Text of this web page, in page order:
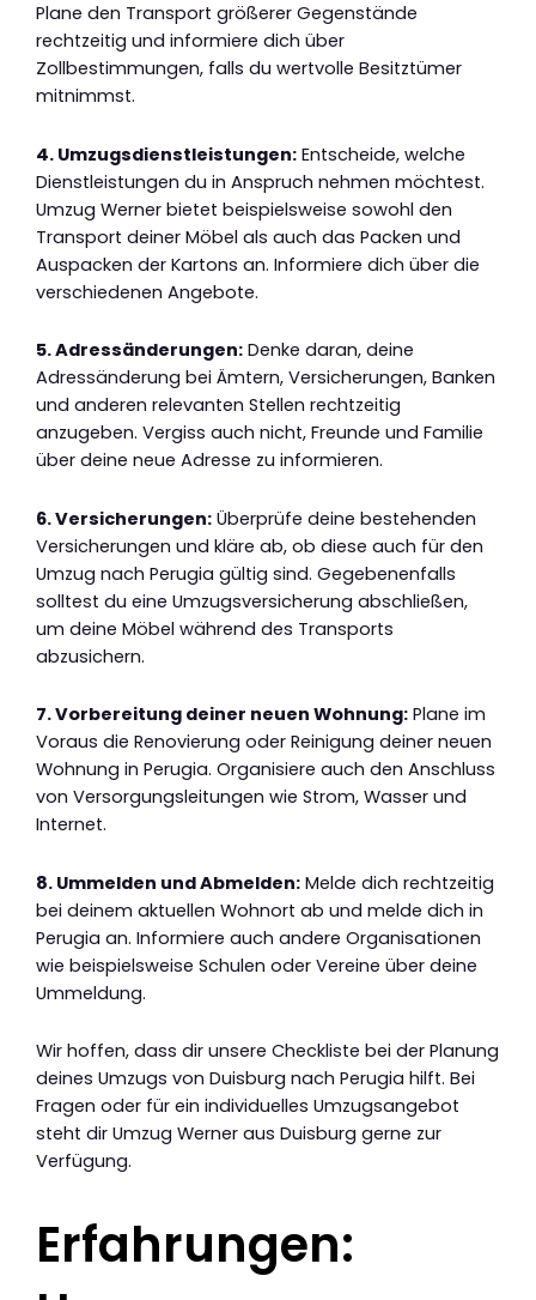
Plane den Transport größerer Gegenstände
rechtzeitig und informiere dich über
Zollbestimmungen, falls du wertvolle Besitztümer
mitnimmst.
4. Umzugsdienstleistungen: Entscheide, welche
Dienstleistungen du in Anspruch nehmen möchtest.
Umzug Werner bietet beispielsweise sowohl den
Transport deiner Möbel als auch das Packen und
Auspacken der Kartons an. Informiere dich über die
verschiedenen Angebote.
5. Adressänderungen: Denke daran, deine
Adressänderung bei Ämtern, Versicherungen, Banken
und anderen relevanten Stellen rechtzeitig
anzugeben. Vergiss auch nicht, Freunde und Familie
über deine neue Adresse zu informieren.
6. Versicherungen: Überprüfe deine bestehenden
Versicherungen und kläre ab, ob diese auch für den
Umzug nach Perugia gültig sind. Gegebenenfalls
solltest du eine Umzugsversicherung abschließen,
um deine Möbel während des Transports
abzusichern.
7. Vorbereitung deiner neuen Wohnung: Plane im
Voraus die Renovierung oder Reinigung deiner neuen
Wohnung in Perugia. Organisiere auch den Anschluss
von Versorgungsleitungen wie Strom, Wasser und
Internet.
8. Ummelden und Abmelden: Melde dich rechtzeitig
bei deinem aktuellen Wohnort ab und melde dich in
Perugia an. Informiere auch andere Organisationen
wie beispielsweise Schulen oder Vereine über deine
Ummeldung.
Wir hoffen, dass dir unsere Checkliste bei der Planung
deines Umzugs von Duisburg nach Perugia hilft. Bei
Fragen oder für ein individuelles Umzugsangebot
steht dir Umzug Werner aus Duisburg gerne zur
Verfügung.
Erfahrungen: